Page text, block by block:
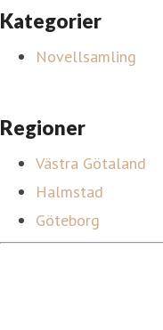
Kategorier
Novellsamling
Regioner
Västra Götaland
Halmstad
Göteborg